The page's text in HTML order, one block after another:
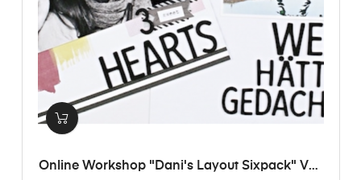
Online Workshop "Dani's Layout Sixpack" Vol.